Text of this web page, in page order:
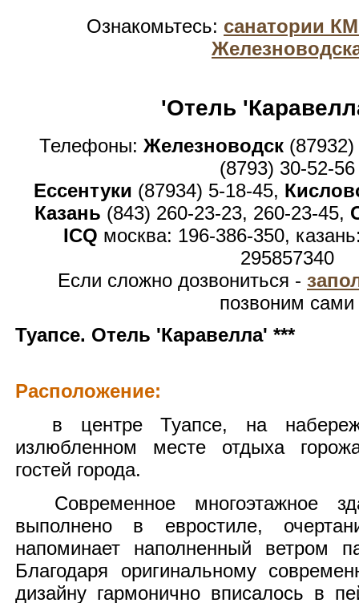
Ознакомьтесь: санатории
'Отель
Телефоны: Железноводск
(8793) 30-52-56
Ессентуки (87934) 5-18-45,
Казань (843) 260-23-23, 260-23-45,
ICQ москва: 196-386-350,
295857340
Если сложно дозвониться -
позвоним сами
Туапсе. Отель 'Каравелла' ***
Расположение:
в центре Туапсе, на
излюбленном месте отдыха
гостей города.
Современное многоэтажное
выполнено в евростиле,
напоминает наполненный ветром
Благодаря оригинальному
дизайну гармонично вписалось в